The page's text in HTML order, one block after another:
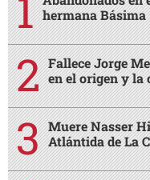
hermana Básima
Fallece Jorge
en el origen y la
Muere Nasser
Atlántida de La